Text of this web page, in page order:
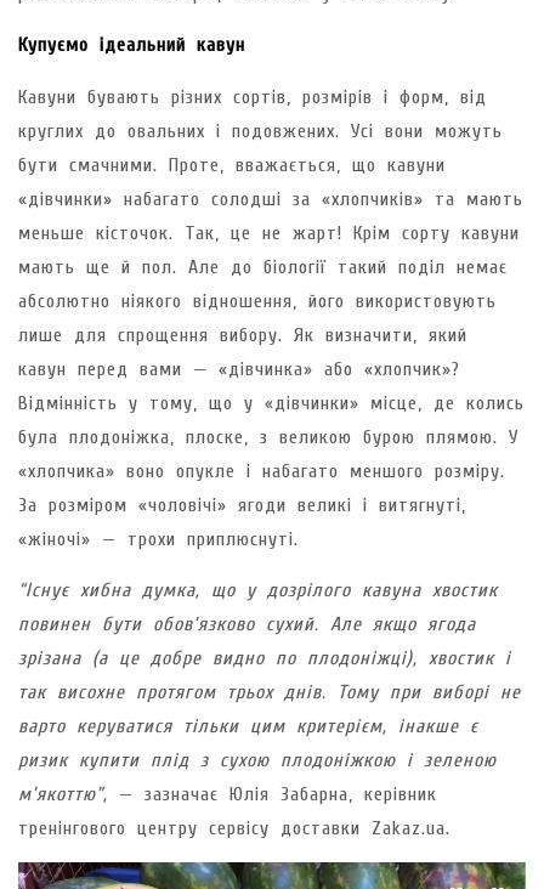
Купуємо ідеальний кавун
Кавуни бувають різних сортів, розмірів і форм, від
круглих до овальних і подовжених. Усі вони можуть
бути смачними. Проте, вважається, що кавуни
«дівчинки» набагато солодші за «хлопчиків» та мають
меньше кісточок. Так, це не жарт! Крім сорту кавуни
мають ще й пол. Але до біології такий поділ немає
абсолютно ніякого відношення, його використовують
лише для спрощення вибору. Як визначити, який
кавун перед вами — «дівчинка» або «хлопчик»?
Відмінність у тому, що у «дівчинки» місце, де колись
була плодоніжка, плоске, з великою бурою плямою. У
«хлопчика» воно опукле і набагато меншого розміру.
За розміром «чоловічі» ягоди великі і витягнуті,
«жіночі» — трохи приплюснуті.
“Існує хибна думка, що у дозрілого кавуна хвостик
повинен бути обов’язково сухий. Але якщо ягода
зрізана (а це добре видно по плодоніжці), хвостик і
так висохне протягом трьох днів. Тому при виборі не
варто керуватися тільки цим критерієм, інакше є
ризик купити плід з сухою плодоніжкою і зеленою
м’якоттю”, — зазначає Юлія Забарна, керівник
тренінгового центру сервісу доставки Zakaz.ua.